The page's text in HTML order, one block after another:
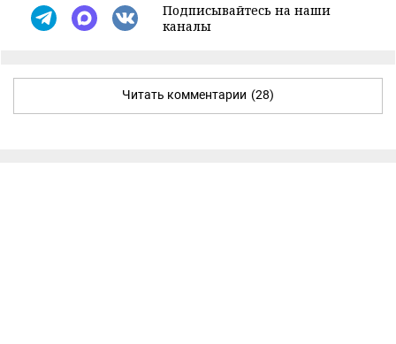
Подписывайтесь на наши
каналы
Читать комментарии (28)